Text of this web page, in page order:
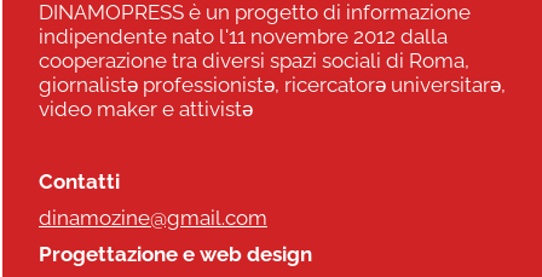
DINAMOPRESS è un progetto di informazione
indipendente nato l'11 novembre 2012 dalla
cooperazione tra diversi spazi sociali di Roma,
giornalistə professionistə, ricercatorə universitarə,
video maker e attivistə
Contatti
dinamozine@gmail.com
Progettazione e web design